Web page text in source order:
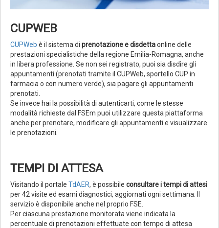
CUPWEB
CUPWeb è il sistema di prenotazione e disdettaonline delle
prestazioni specialistiche della regione Emilia-Romagna, anche
in libera professione. Se non sei registrato, puoi sia disdire gli
appuntamenti (prenotati tramite il CUPWeb, sportello CUP in
farmacia o con numero verde), sia pagare gli appuntamenti
prenotati.
Se invece hai la possibilità di autenticarti, come le stesse
modalità richieste dal FSEm puoi utilizzare questa piattaforma
anche per prenotare, modificare gli appuntamenti e visualizzare
le prenotazioni.
TEMPI DI ATTESA
Visitando il portale TdAER, è possibile consultare i tempi di attesi
per 42 visite ed esami diagnostici, aggiornati ogni settimana. Il
servizio è disponibile anche nel proprio FSE.
Per ciascuna prestazione monitorata viene indicata la
percentuale di prenotazioni effettuate con tempo di attesa